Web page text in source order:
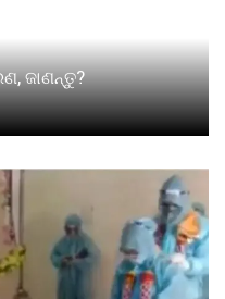
ଜାଣନ୍ତୁ?